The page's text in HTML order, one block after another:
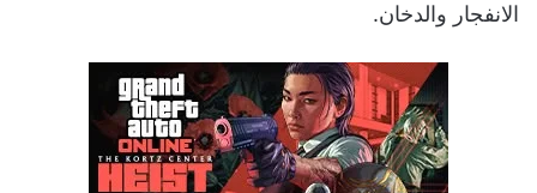
الانفجار والدخان.